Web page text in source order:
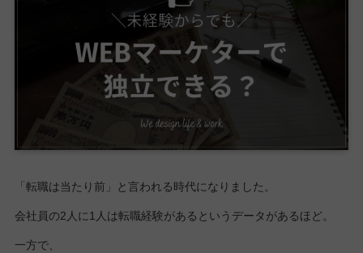
「転職は当たり前」と言われる時代になりました。
会社員の2人に1人は転職経験があるというデータがあるほど。
一方で、